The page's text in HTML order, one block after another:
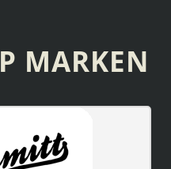
MARKEN